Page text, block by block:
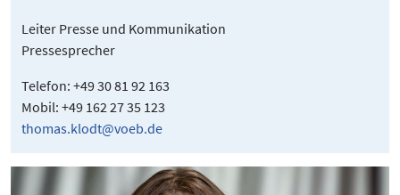
Leiter Presse und Kommunikation
Pressesprecher
Telefon: +49 30 81 92 163
Mobil: +49 162 27 35 123
thomas.klodt@voeb.de